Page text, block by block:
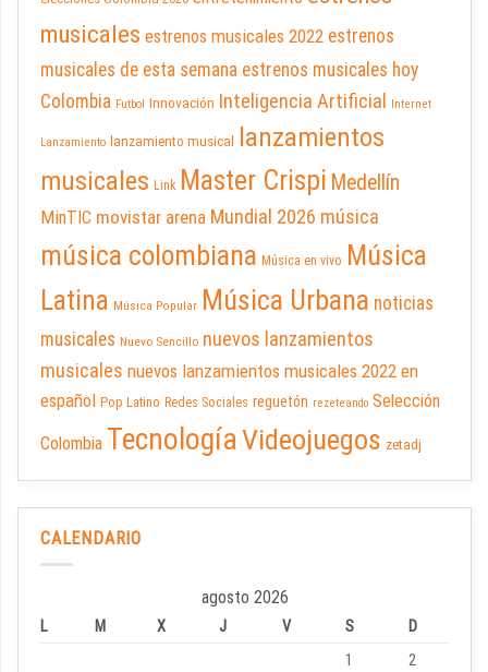
musicales estrenos musicales 2022 estrenos
musicales de esta semana estrenos musicales hoy
Colombia Futbol Innovación Inteligencia Artificial Internet
Lanzamiento lanzamiento musical
lanzamientos
musicales Link Master Crispi Medellín
MinTIC movistar arena Mundial 2026 música
música colombiana Música en vivo Música
Latina Música Popular Música Urbana noticias
musicales Nuevo Sencillo nuevos lanzamientos
musicales nuevos lanzamientos musicales 2022 en
español Pop Latino Redes Sociales reguetón rezeteando Selección
Colombia TecnologíaVideojuegos zetadj
CALENDARIO
agosto 2026
L M X J V S
D
1
2